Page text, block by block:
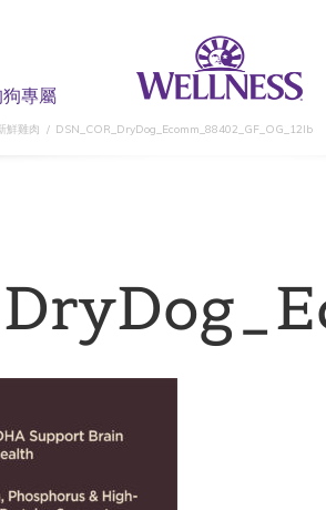
專屬
鮮雞肉 DSN_COR_DryDog_Ecomm_88402_GF_OG_12lb